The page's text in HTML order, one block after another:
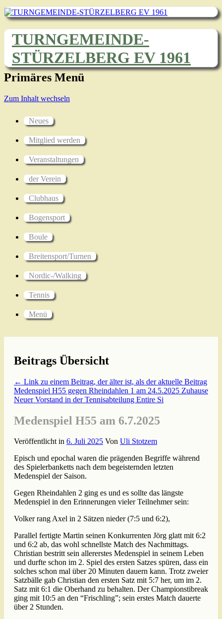
TURNGEMEINDE-
STÜRZELBERG EV 1961
Primäres Menü
Zum Inhalt wechseln
Neues
Mitglied werden
Veranstaltungen
der Verein
Clubhaus
Bogensport
Boule
Breitensport/Turnen
Nordic-/Walking
Tennis
Menü
Beitrags Übersicht
← Link zu einem Beitrag, der älter ist, als der aktuelle Beitrag
Medenspiel H55 gegen Rheindahlen 1 am 24.5.2025 Zuhause
Neuer Vorstand in der Tennisabteilung Entire Si
Medenspiel H55 am 6.7.2025
Veröffentlicht in 6. Juli 2025 Von Uli Stotzem
Episch und epochal waren die prägenden Begriffe während
des Spielerbanketts nach dem begeisternden letzten
Medenspiel der Saison.
Gegen Rheindahlen 2 ging es und es sollte das längste
Medenspiel in den Erinnerungen vieler Teilnehmer sein:
Volker rang Axel in 2 Sätzen nieder (7:5 und 6:2),
Parallel fertigte Martin seinen Konkurrenten Jörg glatt mit 6:2
und 6:2 ab, das wohl schnellste Match des Nachmittags.
Christian bestritt sein allererstes Medenspiel in seinem Leben
und durfte schon im 2. Spiel des ersten Satzes spüren, dass ein
solches schon mal über 20 Minuten dauern kann. Trotz zweier
Satzbälle gab Christian den ersten Satz mit 5:7 her, um im 2.
Satz mit 6:1 die Oberhand zu behalten. Der Championstibreak
ging mit 10:5 an den “Frischling”; sein erstes Match dauerte
über 2 Stunden.